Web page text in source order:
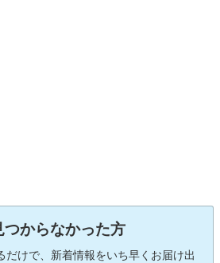
からなかった方
だけで、新着情報をいち早くお届け出